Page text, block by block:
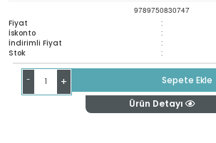
9789750830747
Fiyat :
İskonto :
İndirimli Fiyat :
Stok :
- +
Sepete Ekle
Ürün Detayı